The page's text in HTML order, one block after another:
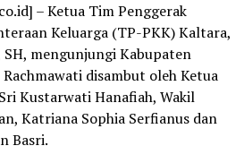
– Ketua Tim Penggerak
Keluarga (TP-PKK) Kaltara,
mengunjungi Kabupaten
disambut oleh Ketua
Kustarwati Hanafiah, Wakil
Katriana Sophia Serfianus dan
Basri.